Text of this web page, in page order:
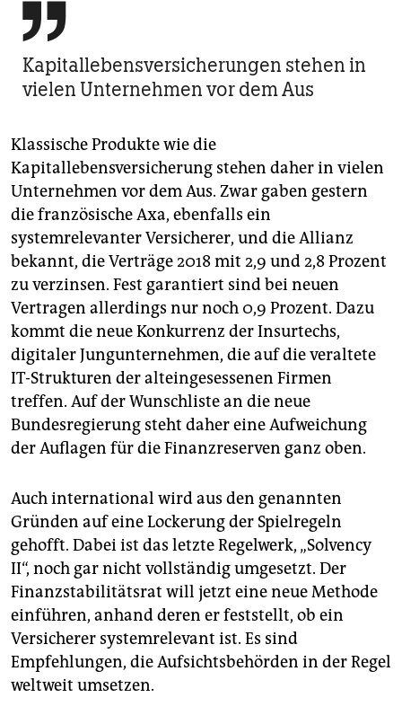

Kapitallebensversicherungen stehen in
vielen Unternehmen vor dem Aus
Klassische Produkte wie die
Kapitallebensversicherung stehen daher in vielen
Unternehmen vor dem Aus. Zwar gaben gestern
die französische Axa, ebenfalls ein
systemrelevanter Versicherer, und die Allianz
bekannt, die Verträge 2018 mit 2,9 und 2,8 Prozent
zu verzinsen. Fest garantiert sind bei neuen
Vertragen allerdings nur noch 0,9 Prozent. Dazu
kommt die neue Konkurrenz der Insurtechs,
digitaler Jungunternehmen, die auf die veraltete
IT-Strukturen der alteingesessenen Firmen
treffen. Auf der Wunschliste an die neue
Bundesregierung steht daher eine Aufweichung
der Auflagen für die Finanzreserven ganz oben.
Auch international wird aus den genannten
Gründen auf eine Lockerung der Spielregeln
gehofft. Dabei ist das letzte Regelwerk, „Solvency
II“, noch gar nicht vollständig umgesetzt. Der
Finanzstabilitätsrat will jetzt eine neue Methode
einführen, anhand deren er feststellt, ob ein
Versicherer systemrelevant ist. Es sind
Empfehlungen, die Aufsichtsbehörden in der Regel
weltweit umsetzen.